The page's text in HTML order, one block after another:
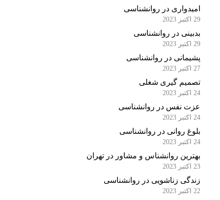
امیدواری در روانشناسی
بدبینی در روانشناسی
پشیمانی در روانشناسی
تصمیم گیری شغلی
عزت نفس در روانشناسی
بلوغ روانی در روانشناسی
بهترین روانشناس و مشاور در تهران
زندگی زناشویی در روانشناسی